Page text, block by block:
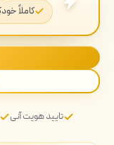
کاملاً
تایید هویت آنی